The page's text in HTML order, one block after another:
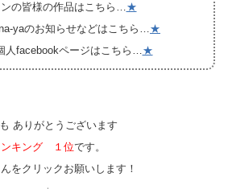
ンの皆様の作品はこちら…★
yaのお知らせなどはこちら…★
人facebookページはこちら…★
ありがとうございます
ンキング １位です。
をクリックお願いします！